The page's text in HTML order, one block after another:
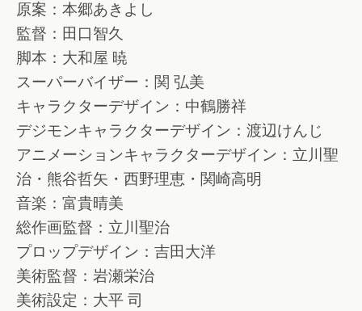
原案：本郷あきよし
監督：田口智久
脚本：大和屋 暁
スーパーバイザー：関 弘美
キャラクターデザイン：中鶴勝祥
デジモンキャラクターデザイン：渡辺けんじ
アニメーションキャラクターデザイン：立川聖
治・熊谷哲矢・西野理恵・関崎高明
音楽：富貴晴美
総作画監督：立川聖治
プロップデザイン：吉田大洋
美術監督：岩瀬栄治
美術設定：大平 司